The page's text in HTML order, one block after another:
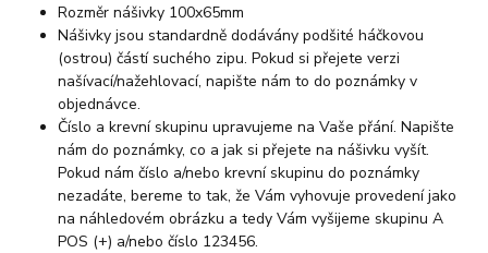
Rozměr nášivky 100x65mm
Nášivky jsou standardně dodávány podšité háčkovou
(ostrou) částí suchého zipu. Pokud si přejete verzi
našívací/nažehlovací, napište nám to do poznámky v
objednávce.
Číslo a krevní skupinu upravujeme na Vaše přání. Napište
nám do poznámky, co a jak si přejete na nášivku vyšít.
Pokud nám číslo a/nebo krevní skupinu do poznámky
nezadáte, bereme to tak, že Vám vyhovuje provedení jako
na náhledovém obrázku a tedy Vám vyšijeme skupinu A
POS (+) a/nebo číslo 123456.